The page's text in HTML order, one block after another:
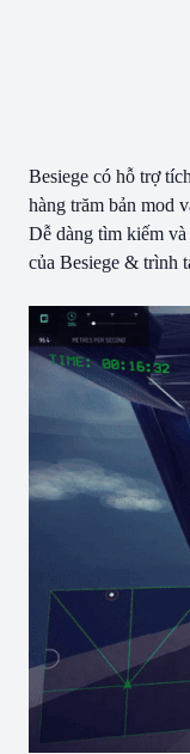
Besiege có hỗ trợ
hàng trăm bản mod
Dễ dàng tìm kiếm
của Besiege & trình